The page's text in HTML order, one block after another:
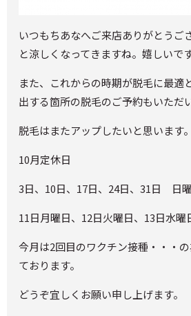
いつもちあなへご来店ありがとうご
と涼しくなってきますね。嬉しいです
また、これからの時期が脱毛に最適
出する箇所の脱毛のご予約もいただ
脱毛はまたアップしたいと思います。
10月定休日
3日、10日、17日、24日、31日 日
11日月曜日、12日火曜日、13日水曜
今月は2回目のワクチン接種・・・
ております。
どうぞ宜しくお願い申し上げます。